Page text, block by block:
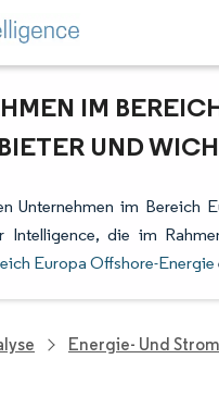
IM
UND
Unternehmen im Bereich
Intelligence, die im
Europa Offshore-Energie
Energie- Und